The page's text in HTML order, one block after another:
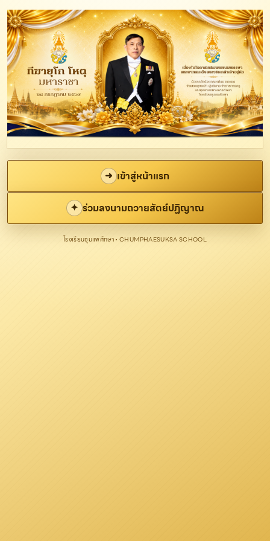
Skip
to
content
➜ เข้าสู่หน้าแรก
✦ ร่วมลงนามถวายสัตย์ปฏิญาณ
โรงเรียนชุมแพศึกษา • CHUMPHAESUKSA SCHOOL